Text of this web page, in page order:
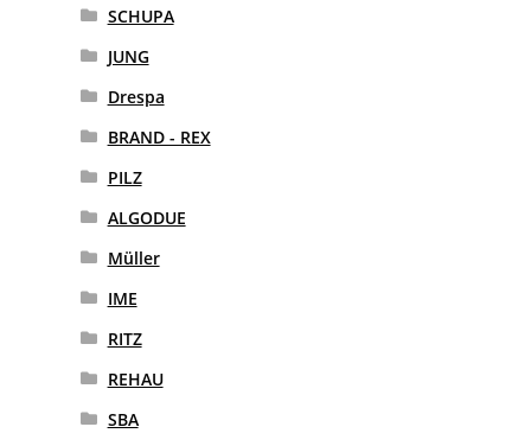
SCHUPA
JUNG
Drespa
BRAND - REX
PILZ
ALGODUE
Müller
IME
RITZ
REHAU
SBA